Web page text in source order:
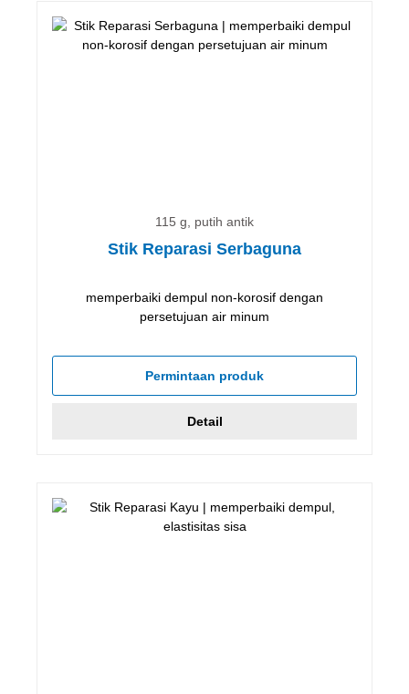
115 g, putih antik
Stik Reparasi Serbaguna
memperbaiki dempul non-korosif dengan
persetujuan air minum
Permintaan produk
Detail